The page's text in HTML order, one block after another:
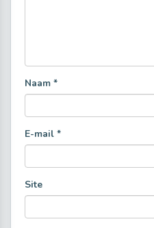
Naam *
E-mail *
Site